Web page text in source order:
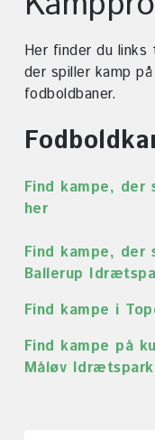
Her finder du
der spiller kamp
fodboldbaner.
Find kampe,
her
Find kampe, der
Ballerup
Find kampe i
Find kampe på
Måløv